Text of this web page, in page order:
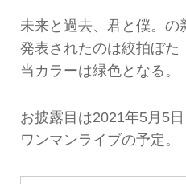
未来と過去、君と僕。
発表されたのは絞拍ぼた
当カラーは緑色となる。
お披露目は2021年5月5
ワンマンライブの予定。